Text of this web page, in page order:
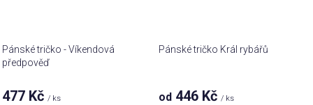
Pánské tričko - Víkendová
předpověď
477 Kč / ks
Pánské tričko Král rybářů
od 446 Kč / ks